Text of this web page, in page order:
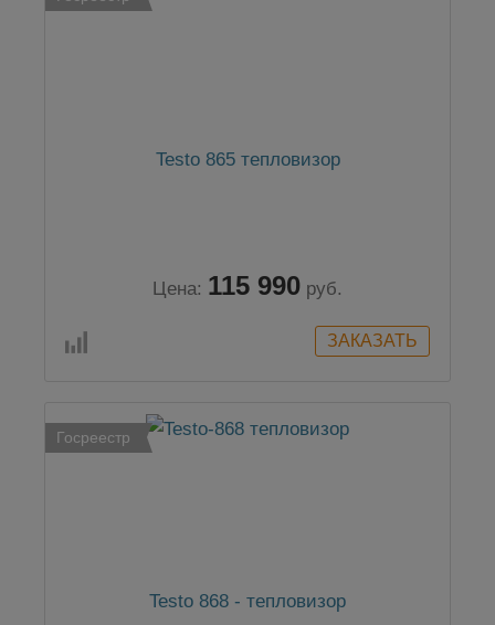
Testo 865 тепловизор
Цена: 115 990 руб.
Госреестр
Testo 868 - тепловизор